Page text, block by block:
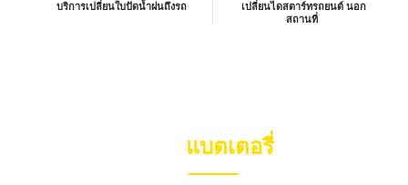
บริการเปลี่ยนใบปัดน้ำฝนถึงรถ
เปลี่ยนไดสตาร์ทรถยนต์ นอก
สถานที่
แบตเตอรี่